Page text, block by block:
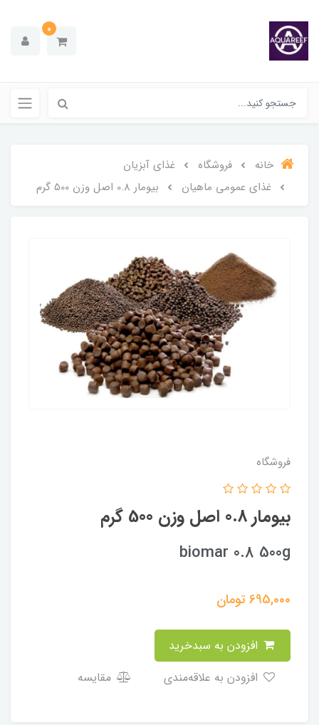
0
خانه فروشگاه
غذای آبزیان
غذای عمومی ماهیان
بیومار 0.8 اصل وزن 500 گرم
فروشگاه
بیومار 0.8 اصل وزن 500 گرم
biomar 0.8 500g
695,000تومان
مقایسه